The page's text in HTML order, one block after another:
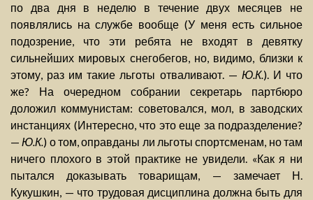
по два дня в неделю в течение двух месяцев не
появлялись на службе вообще (У меня есть сильное
подозрение, что эти ребята не входят в девятку
сильнейших мировых снегобегов, но, видимо, близки к
этому, раз им такие льготы отваливают. — Ю.К.). И что
же? На очередном собрании секретарь партбюро
доложил коммунистам: советовался, мол, в заводских
инстанциях (Интересно, что это еще за подразделение?
—Ю.К.) о том, оправданы ли льготы спортсменам, но там
ничего плохого в этой практике не увидели. «Как я ни
пытался доказывать товарищам, — замечает Н.
Кукушкин, — что трудовая дисциплина должна быть для